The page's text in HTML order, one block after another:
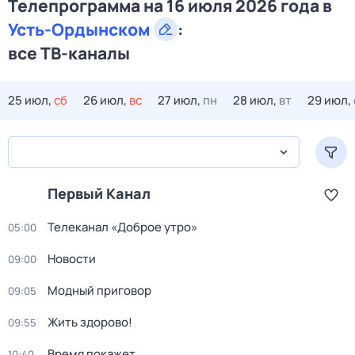
Телепрограмма на 16 июля 2026 года в
Усть-Ордынском
:
все ТВ-каналы
25 июл,сб 26 июл, вс 27 июл, пн 28 июл, вт 29 июл,
Первый Канал
05:00 Телеканал «Доброе утро»
09:00 Новости
09:05 Модный приговор
09:55 Жить здорово!